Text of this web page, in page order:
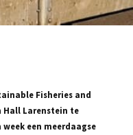
Fisheries and
Hall Larenstein te
een meerdaagse